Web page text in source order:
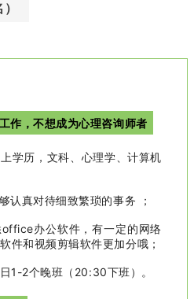
作，不想成为心理咨询师者
学历，文科、心理学、计算机
认真对待细致繁琐的事务 ；
办公软件，有一定的网络
件和视频剪辑软件更加分哦；
1-2个晚班（20:30下班）。